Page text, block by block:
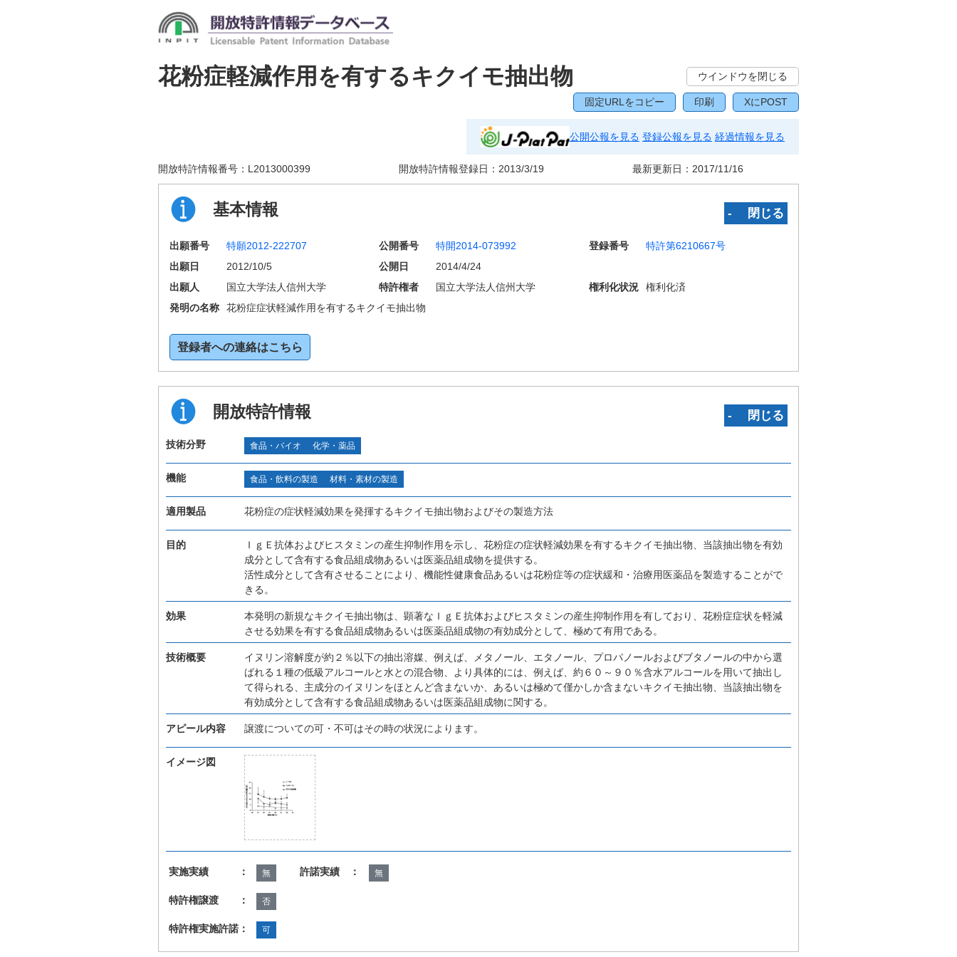
花粉症軽減作用を有するキクイモ抽出物 ウインドウを閉じる
固定URLをコピー 印刷 XにPOST
公開公報を見る 登録公報を見る 経過情報を見る
開放特許情報番号： L2013000399 開放特許情報登録日： 2013/3/19 最新更新日： 2017/11/16
基本情報 ‐ 閉じる
出願番号 特願2012-222707 公開番号 特開2014-073992 登録番号
特許第6210667号
出願日
2012/10/5 公開日
2014/4/24
出願人
国立大学法人信州大学 特許権者 国立大学法人信州大学 権利化状況
権利化済
発明の名称
花粉症症状軽減作用を有するキクイモ抽出物
登録者への連絡はこちら
開放特許情報 ‐ 閉じる
技術分野 食品・バイオ 化学・薬品
機能 食品・飲料の製造 材料・素材の製造
適用製品 花粉症の症状軽減効果を発揮するキクイモ抽出物およびその製造方法
目的
ＩｇＥ抗体およびヒスタミンの産生抑制作用を示し、花粉症の症状軽減効果を有するキクイモ抽出物、当該抽出物を有効
成分として含有する食品組成物あるいは医薬品組成物を提供する。
活性成分として含有させることにより、機能性健康食品あるいは花粉症等の症状緩和・治療用医薬品を製造することがで
きる。
効果
本発明の新規なキクイモ抽出物は、顕著なＩｇＥ抗体およびヒスタミンの産生抑制作用を有しており、花粉症症状を軽減
させる効果を有する食品組成物あるいは医薬品組成物の有効成分として、極めて有用である。
技術概要
イヌリン溶解度が約２％以下の抽出溶媒、例えば、メタノール、エタノール、プロパノールおよびブタノールの中から選
ばれる１種の低級アルコールと水との混合物、より具体的には、例えば、約６０～９０％含水アルコールを用いて抽出し
て得られる、主成分のイヌリンをほとんど含まないか、あるいは極めて僅かしか含まないキクイモ抽出物、当該抽出物を
有効成分として含有する食品組成物あるいは医薬品組成物に関する。
アピール内容 譲渡についての可・不可はその時の状況によります。
イメージ図
実施実績 ： 無 許諾実績 ： 無
特許権譲渡 ： 否
特許権実施許諾： 可